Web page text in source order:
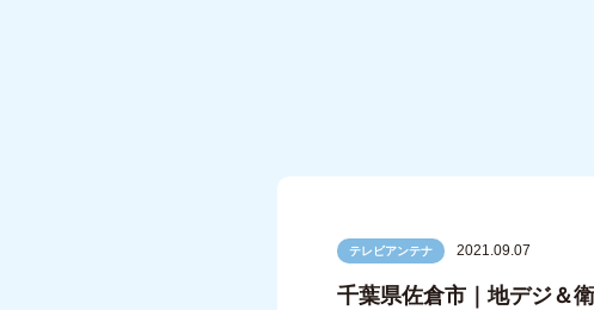
テレビアンテナ 2021.09.07
千葉県佐倉市｜地デジ＆